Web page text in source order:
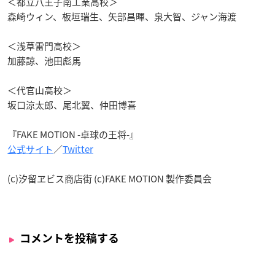
森崎ウィン、板垣瑞生、矢部昌暉、泉大智、ジャン海渡
＜浅草雷門高校＞
加藤諒、池田彪馬
＜代官山高校＞
坂口涼太郎、尾北翼、仲田博喜
『FAKE MOTION -卓球の王将-』
公式サイト／Twitter
(c)汐留ヱビス商店街 (c)FAKE MOTION 製作委員会
コメントを投稿する